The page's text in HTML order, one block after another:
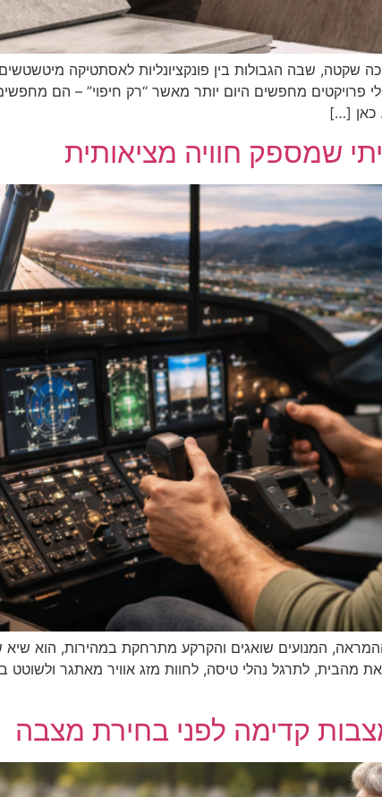
שקטה, שבה הגבולות בין פונקציונליות לאסתטיקה
פרויקטים מחפשים היום יותר מאשר “רק חיפוי” – הם
כאן […]
שמספק חוויה מציאותית
המנועים שואגים והקרקע מתרחקת במהירות, הוא שיא
מהבית, לתרגל נהלי טיסה, לחוות מזג אוויר מאתגר
קדימה לפני בחירת מצבה